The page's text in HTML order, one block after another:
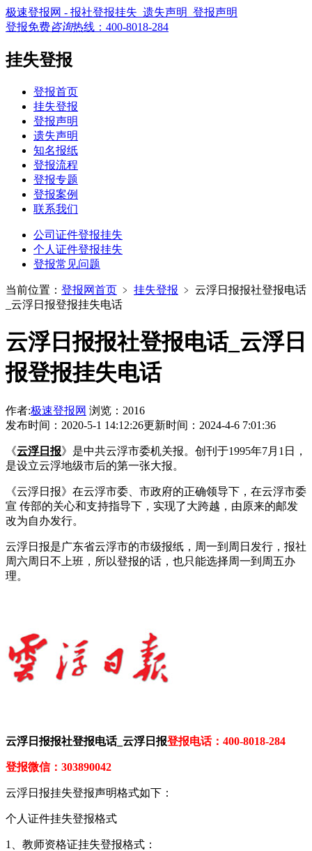
极速登报网 - 报社登报挂失_遗失声明_登报声明
登报免费咨询热线： 400-8018-284
挂失登报
登报首页
挂失登报
登报声明
遗失声明
知名报纸
登报流程
登报专题
登报案例
联系我们
公司证件登报挂失
个人证件登报挂失
登报常见问题
当前位置： 登报网首页 ﹥ 挂失登报 ﹥ 云浮日报报社登报电话
_云浮日报登报挂失电话
云浮日报报社登报电话_云浮日
报登报挂失电话
作者:极速登报网 浏览：2016
发布时间：2020-5-1 14:12:26更新时间：2024-4-6 7:01:36
《云浮日报》是中共云浮市委机关报。创刊于1995年7月1日，
是设立云浮地级市后的第一张大报。
《云浮日报》在云浮市委、市政府的正确领导下，在云浮市委
宣 传部的关心和支持指导下，实现了大跨越，由原来的邮发
改为自办发行。
云浮日报是广东省云浮市的市级报纸，周一到周日发行，报社
周六周日不上班，所以登报的话，也只能选择周一到周五办
理。
云浮日报报社登报电话_云浮日报登报电话：400-8018-284
登报微信：303890042
云浮日报挂失登报声明格式如下：
个人证件挂失登报格式
1、教师资格证挂失登报格式：